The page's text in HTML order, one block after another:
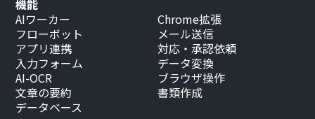
機能
AIワーカー
フローボット
アプリ連携
入力フォーム
AI-OCR
文章の要約
データベース
Chrome拡張
メール送信
対応・承認依頼
データ変換
ブラウザ操作
書類作成